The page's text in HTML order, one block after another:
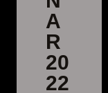
A
R
20
22